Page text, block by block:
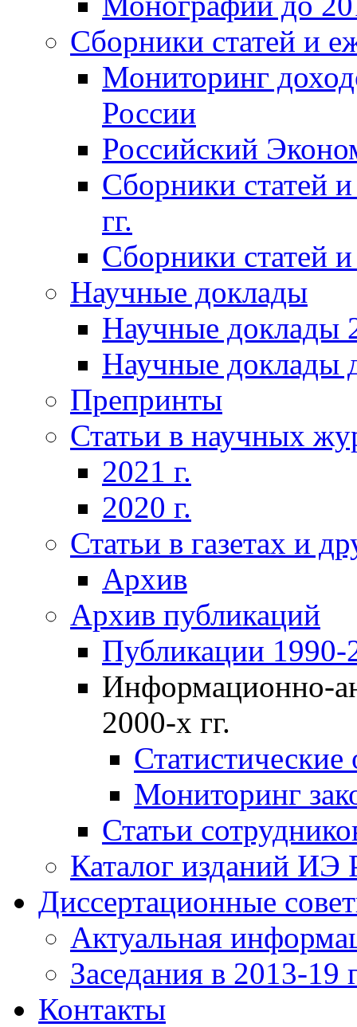
Сборники статей и
Мониторинг
России
Российский
Сборники статей
гг.
Сборники статей
Научные доклады
Научные доклады
Научные доклады
Препринты
Статьи в научных
2021 г.
2020 г.
Статьи в газетах и
Архив
Архив публикаций
Публикации 1990-
Информационно-
2000-х гг.
Мониторинг
Статьи
Каталог изданий ИЭ
Диссертационные
Актуальная
Заседания в 2013-19
Контакты